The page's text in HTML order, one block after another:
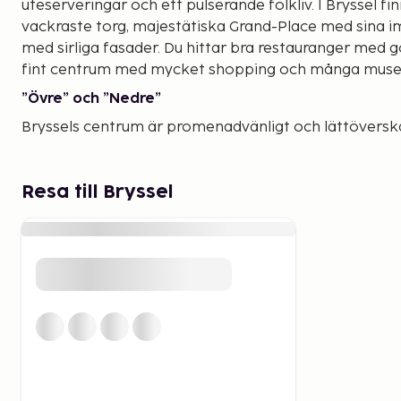
uteserveringar och ett pulserande folkliv. I Bryssel
vackraste torg, majestätiska Grand-Place med sina
med sirliga fasader. Du hittar bra restauranger med
fint centrum med mycket shopping och många
”Övre” och ”Nedre”
Bryssels centrum är promenadvänligt och
shoppingstråk. I Bryssel downtown är gatubilden
Dansaert finner du hippa designbutiker, trendiga
Belgiska kreatörer och internationell
Trots att Bryssel är en ”liten” storstad finner du här
exklusiv märkesshopping och lite mer udda
shoppingstråket ligger längs Boulevard de Waterloo
Resa till Bryssel